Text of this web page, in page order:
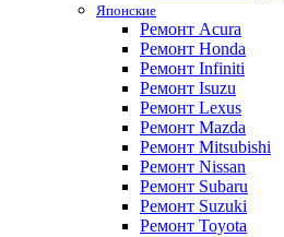
Японские
Ремонт Acura
Ремонт Honda
Ремонт Infiniti
Ремонт Isuzu
Ремонт Lexus
Ремонт Mazda
Ремонт Mitsubishi
Ремонт Nissan
Ремонт Subaru
Ремонт Suzuki
Ремонт Toyota